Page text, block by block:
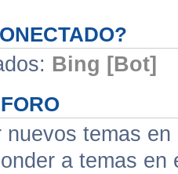
Bing [Bot]
nuevos temas
a temas en